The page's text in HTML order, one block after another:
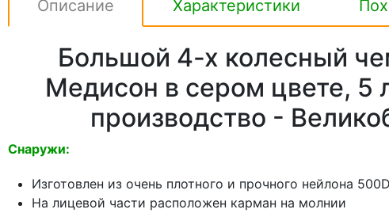
Описание Характеристики
Большой 4-х колесный
Медисон в сером цвете, 5
производство -
Снаружи:
Изготовлен из очень плотного и прочного нейлона
На лицевой части расположен карман на молнии